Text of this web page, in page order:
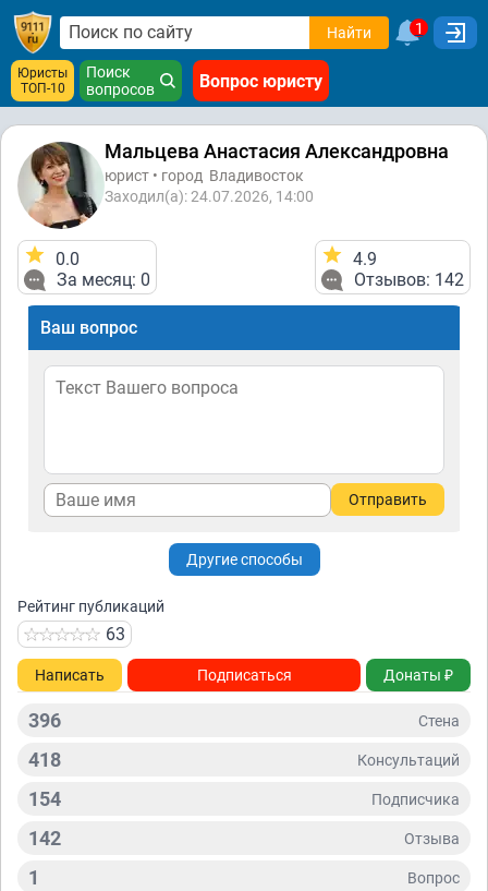
Найти 1
Юристы
ТОП-10
Поиск
вопросов
Вопрос юристу
Мальцева Анастасия Александровна
юрист • город Владивосток
Заходил(а): 24.07.2026, 14:00
0.0
За месяц: 0
4.9
Отзывов: 142
Ваш вопрос
Отправить
Другие способы
Рейтинг публикаций
63
Написать Подписаться Донаты ₽
396 Стена
418 Консультаций
154 Подписчикa
142 Отзывa
1 Вопрос